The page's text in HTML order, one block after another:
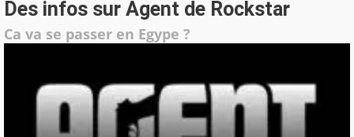
Des infos sur Agent de Rockstar
Ca va se passer en Egype ?